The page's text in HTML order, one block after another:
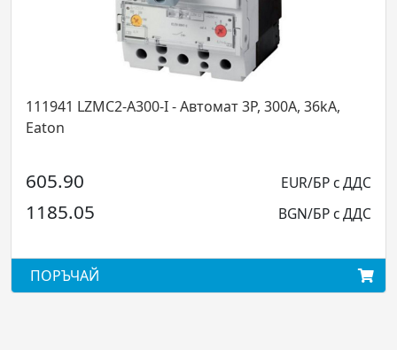
A300-I - Автомат 3Р, 300А, 36kA,
EUR/БР с ДДС
BGN/БР с ДДС
111896
258.00
504.60
ПОРЪЧАЙ